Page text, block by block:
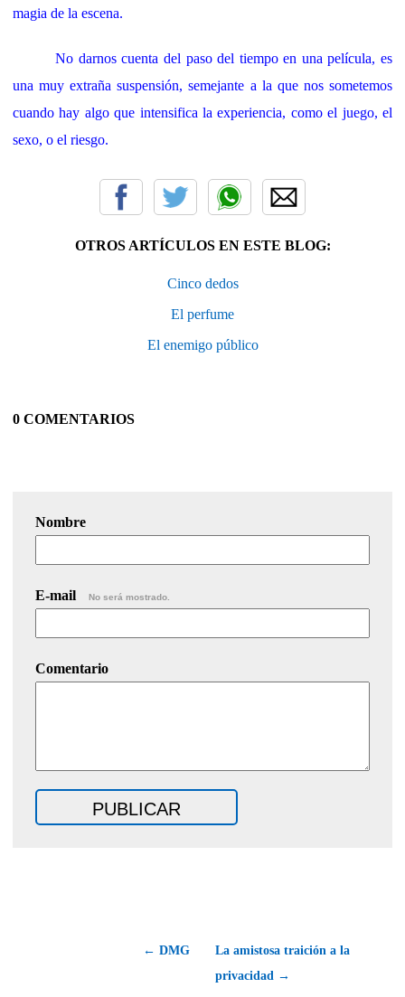
magia de la escena.
No darnos cuenta del paso del tiempo en una película, es
una muy extraña suspensión, semejante a la que nos sometemos
cuando hay algo que intensifica la experiencia, como el juego, el
sexo, o el riesgo.
OTROS ARTÍCULOS EN ESTE BLOG:
Cinco dedos
El perfume
El enemigo público
0 COMENTARIOS
Nombre
E-mail No será mostrado.
Comentario
← DMG
La amistosa traición a la
privacidad →